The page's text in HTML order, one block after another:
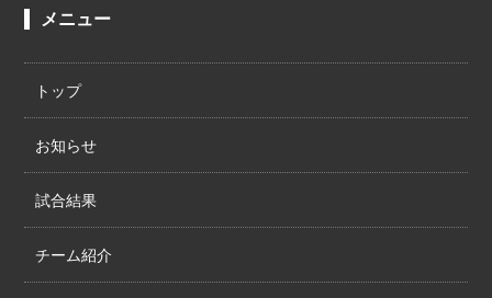
メニュー
トップ
お知らせ
試合結果
チーム紹介